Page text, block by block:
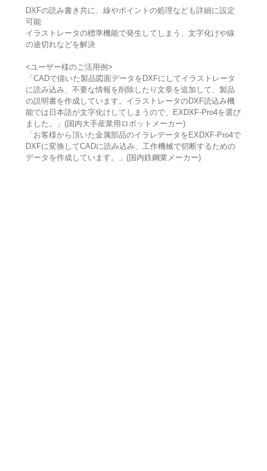
DXFの読み書き共に、線やポイントの処理なども詳細に設定
可能
イラストレータの標準機能で発生してしまう、文字化けや線
の途切れなどを解決
<ユーザー様のご活用例>
「CADで描いた製品図面データをDXFにしてイラストレータ
に読み込み、不要な情報を削除したり文章を追加して、製品
の説明書を作成しています。イラストレータのDXF読込み機
能では日本語が文字化けしてしまうので、EXDXF-Pro4を選び
ました。」(国内大手産業用ロボットメーカー)
「お客様から頂いた金属部品のイラレデータをEXDXF-Pro4で
DXFに変換してCADに読み込み、工作機械で切断するための
データを作成しています。」(国内鉄鋼業メーカー)